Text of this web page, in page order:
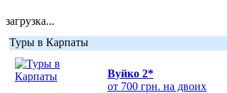
загрузка...
Туры в Карпаты
Вуйко 2*
от 700 грн. на двоих